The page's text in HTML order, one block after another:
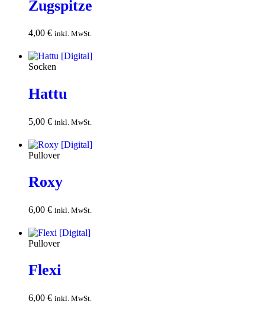
Zugspitze
4,00 € inkl. MwSt.
Socken
Hattu
5,00 € inkl. MwSt.
Pullover
Roxy
6,00 € inkl. MwSt.
Pullover
Flexi
6,00 € inkl. MwSt.